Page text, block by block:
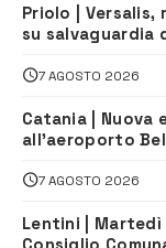
Priolo |
su salvaguardia
7 AGOSTO 2026
Catania | Nuova
all’aeroporto
7 AGOSTO 2026
Lentini |